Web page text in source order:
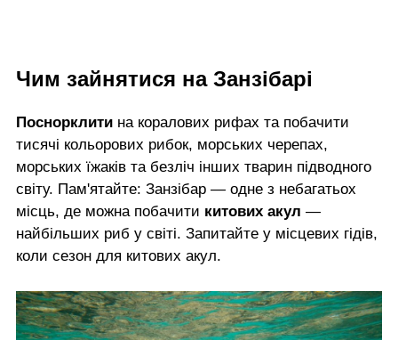
Чим зайнятися на Занзібарі
Поснорклити на коралових рифах та побачити
тисячі кольорових рибок, морських черепах,
морських їжаків та безліч інших тварин підводного
світу. Пам'ятайте: Занзібар — одне з небагатьох
місць, де можна побачити китових акул —
найбільших риб у світі. Запитайте у місцевих гідів,
коли сезон для китових акул.